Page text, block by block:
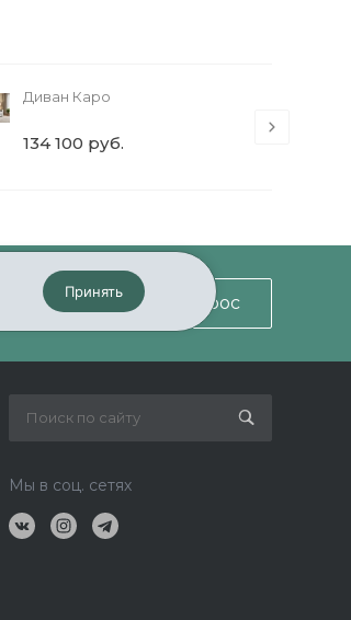
Диван Каро
134 100 руб.
Задать вопрос
Мы в соц. сетях
Принять